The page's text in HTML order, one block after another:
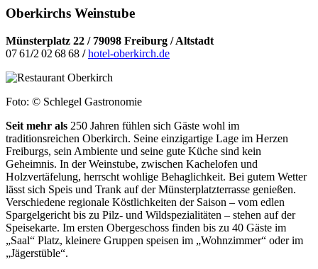
Oberkirchs Weinstube
Münsterplatz 22 / 79098 Freiburg / Altstadt
07 61/2 02 68 68 /hotel-oberkirch.de
Foto: © Schlegel Gastronomie
Seit mehr als 250 Jahren fühlen sich Gäste wohl im
traditionsreichen Oberkirch. Seine einzigartige Lage im Herzen
Freiburgs, sein Ambiente und seine gute Küche sind kein
Geheimnis. In der Weinstube, zwischen Kachelofen und
Holzvertäfelung, herrscht wohlige Behaglichkeit. Bei gutem Wetter
lässt sich Speis und Trank auf der Münsterplatzterrasse genießen.
Verschiedene regionale Köstlichkeiten der Saison – vom edlen
Spargelgericht bis zu Pilz- und Wildspezialitäten – stehen auf der
Speisekarte. Im ersten Obergeschoss finden bis zu 40 Gäste im
„Saal“ Platz, kleinere Gruppen speisen im „Wohnzimmer“ oder im
„Jägerstüble“.